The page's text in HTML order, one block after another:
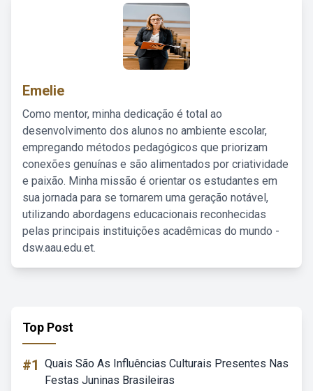
Emelie
Como mentor, minha dedicação é total ao
desenvolvimento dos alunos no ambiente escolar,
empregando métodos pedagógicos que priorizam
conexões genuínas e são alimentados por criatividade
e paixão. Minha missão é orientar os estudantes em
sua jornada para se tornarem uma geração notável,
utilizando abordagens educacionais reconhecidas
pelas principais instituições acadêmicas do mundo -
dsw.aau.edu.et.
Top Post
#1 Quais São As Influências Culturais Presentes Nas
Festas Juninas Brasileiras